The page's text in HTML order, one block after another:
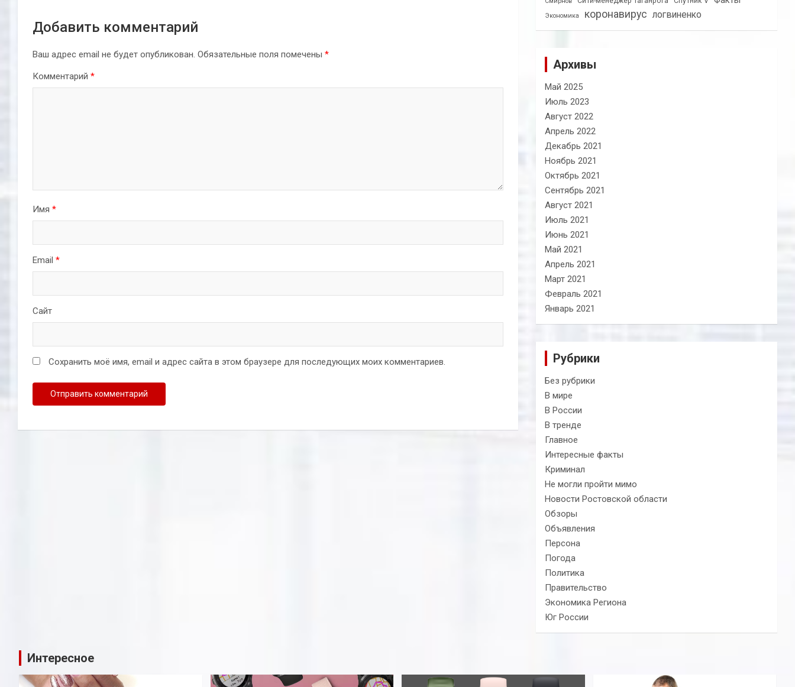
Добавить комментарий
Ваш адрес email не будет опубликован. Обязательные поля помечены *
Комментарий *
Имя *
Email *
Сайт
Сохранить моё имя, email и адрес сайта в этом браузере для последующих моих комментариев.
Экономика коронавирус логвиненко
Архивы
Май 2025
Июль 2023
Август 2022
Апрель 2022
Декабрь 2021
Ноябрь 2021
Октябрь 2021
Сентябрь 2021
Август 2021
Июль 2021
Июнь 2021
Май 2021
Апрель 2021
Март 2021
Февраль 2021
Январь 2021
Рубрики
Без рубрики
В мире
В России
В тренде
Главное
Интересные факты
Криминал
Не могли пройти мимо
Новости Ростовской области
Обзоры
Объявления
Персона
Погода
Политика
Правительство
Экономика Региона
Юг России
Интересное